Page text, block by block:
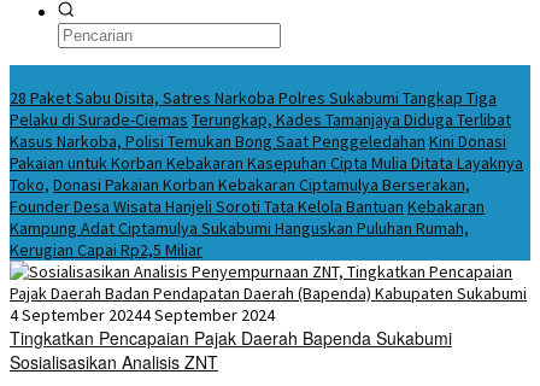
28 Paket Sabu Disita, Satres Narkoba Polres Sukabumi Tangkap Tiga
Pelaku di Surade-Ciemas Terungkap, Kades Tamanjaya Diduga Terlibat
Kasus Narkoba, Polisi Temukan Bong Saat Penggeledahan Kini Donasi
Pakaian untuk Korban Kebakaran Kasepuhan Cipta Mulia Ditata Layaknya
Toko, Donasi Pakaian Korban Kebakaran Ciptamulya Berserakan,
Founder Desa Wisata Hanjeli Soroti Tata Kelola Bantuan Kebakaran
Kampung Adat Ciptamulya Sukabumi Hanguskan Puluhan Rumah,
Kerugian Capai Rp2,5 Miliar
4 September 20244 September 2024
Tingkatkan Pencapaian Pajak Daerah Bapenda Sukabumi
Sosialisasikan Analisis ZNT